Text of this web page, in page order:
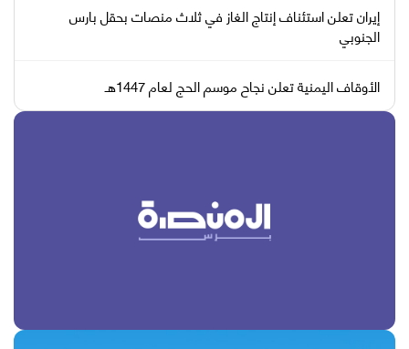
إيران تعلن استئناف إنتاج الغاز في ثلاث منصات بحقل بارس
الجنوبي
الأوقاف اليمنية تعلن نجاح موسم الحج لعام 1447هـ